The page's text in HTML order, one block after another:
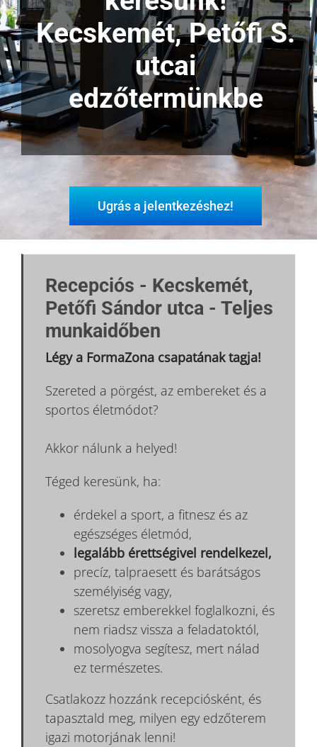
Blog
Wellness
Rólunk
Kecskemét, Petőfi S.
utcai
edzőtermünkbe
Ugrás a jelentkezéshez!
Recepciós - Kecskemét,
Petőfi Sándor utca - Teljes
munkaidőben
Légy a FormaZona csapatának tagja!
Szereted a pörgést, az embereket és a
sportos életmódot?
Akkor nálunk a helyed!
Téged keresünk, ha:
érdekel a sport, a fitnesz és az
egészséges életmód,
legalább érettségivel rendelkezel,
precíz, talpraesett és barátságos
személyiség vagy,
szeretsz emberekkel foglalkozni, és
nem riadsz vissza a feladatoktól,
mosolyogva segítesz, mert nálad
ez természetes.
Csatlakozz hozzánk recepciósként, és
tapasztald meg, milyen egy edzőterem
igazi motorjának lenni!